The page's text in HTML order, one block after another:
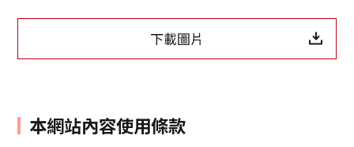
下載圖片
本網站內容使用條款